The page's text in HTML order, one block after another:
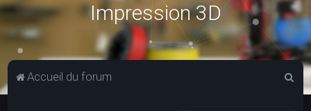
Impression 3D
Accueil du forum